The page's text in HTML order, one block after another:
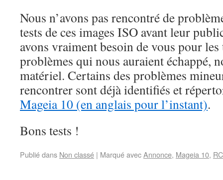
Nous n’avons pas rencontré de
tests de ces images ISO avant leur
avons vraiment besoin de vous pour les
problèmes qui nous auraient échappé,
matériel. Certains des problèmes
rencontrer sont déjà identifiés et
Mageia 10 (en anglais pour l’instant).
Bons tests !
Publié dans Non classé | Marqué avecAnnonce, Mageia 10, RC